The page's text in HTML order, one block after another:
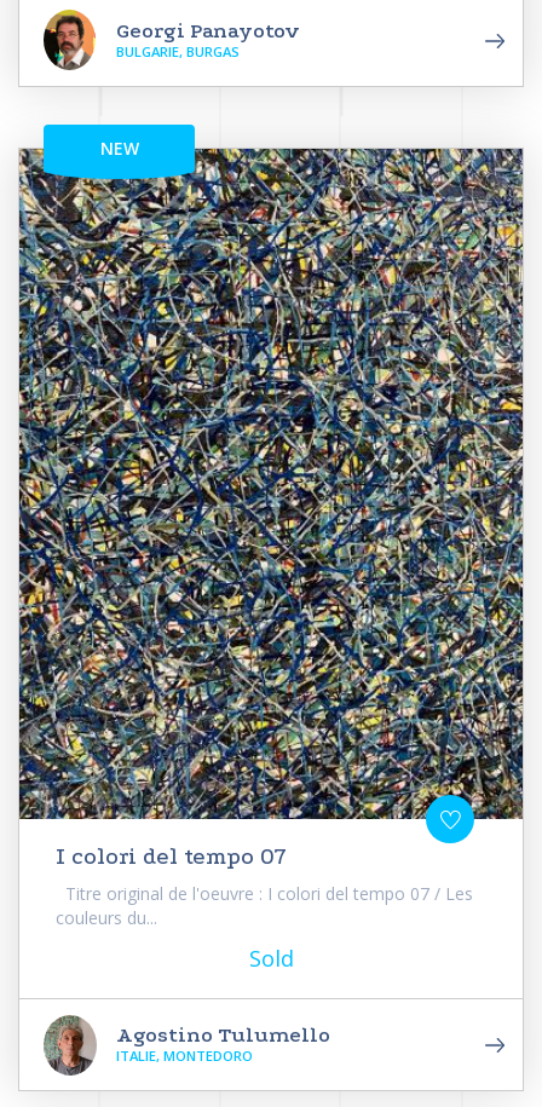
Georgi Panayotov
BULGARIE, BURGAS
NEW
I colori del tempo 07
Titre original de l'oeuvre : I colori del tempo 07 / Les
couleurs du...
Sold
Agostino Tulumello
ITALIE, MONTEDORO